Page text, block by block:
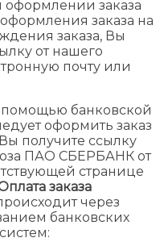
оформлении заказа
заказа на
заказа, Вы
от нашего
почту или
помощью банковской
оформить заказ
получите ссылку
ПАО СБЕРБАНК от
странице
заказа
через
банковских